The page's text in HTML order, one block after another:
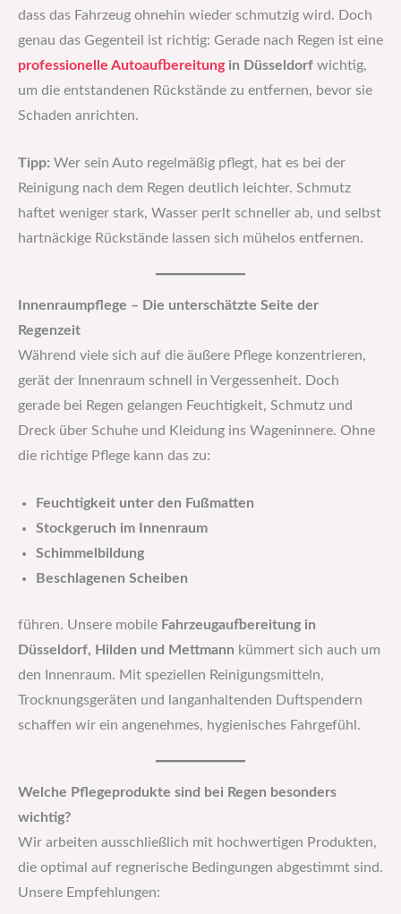
dass das Fahrzeug ohnehin wieder schmutzig wird. Doch
genau das Gegenteil ist richtig: Gerade nach Regen ist eine
professionelle Autoaufbereitungin Düsseldorf wichtig,
um die entstandenen Rückstände zu entfernen, bevor sie
Schaden anrichten.
Tipp: Wer sein Auto regelmäßig pflegt, hat es bei der
Reinigung nach dem Regen deutlich leichter. Schmutz
haftet weniger stark, Wasser perlt schneller ab, und selbst
hartnäckige Rückstände lassen sich mühelos entfernen.
Innenraumpflege – Die unterschätzte Seite der
Regenzeit
Während viele sich auf die äußere Pflege konzentrieren,
gerät der Innenraum schnell in Vergessenheit. Doch
gerade bei Regen gelangen Feuchtigkeit, Schmutz und
Dreck über Schuhe und Kleidung ins Wageninnere. Ohne
die richtige Pflege kann das zu:
Feuchtigkeit unter den Fußmatten
Stockgeruch im Innenraum
Schimmelbildung
Beschlagenen Scheiben
führen. Unsere mobile Fahrzeugaufbereitung in
Düsseldorf, Hilden und Mettmann kümmert sich auch um
den Innenraum. Mit speziellen Reinigungsmitteln,
Trocknungsgeräten und langanhaltenden Duftspendern
schaffen wir ein angenehmes, hygienisches Fahrgefühl.
Welche Pflegeprodukte sind bei Regen besonders
wichtig?
Wir arbeiten ausschließlich mit hochwertigen Produkten,
die optimal auf regnerische Bedingungen abgestimmt sind.
Unsere Empfehlungen: